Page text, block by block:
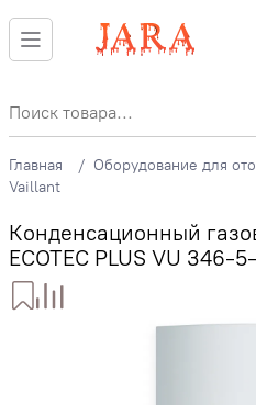
Главная Оборудование для
Vaillant
Конденсационный
ECOTEC PLUS VU 346-